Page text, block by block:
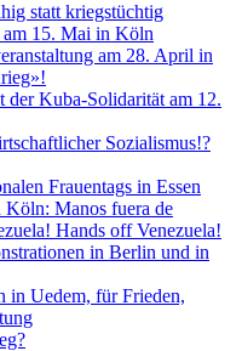
statt kriegstüchtig
am 15. Mai in Köln
am 28. April in
Kuba-Solidarität am 12.
Sozialismus!?
Frauentags in Essen
Köln: Manos fuera de
Hands off Venezuela!
in Berlin und in
in Uedem, für Frieden,